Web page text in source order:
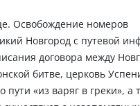
Освобождение номеров
Новгород с путевой
договора между
битве, церковь
пути «из варяг в